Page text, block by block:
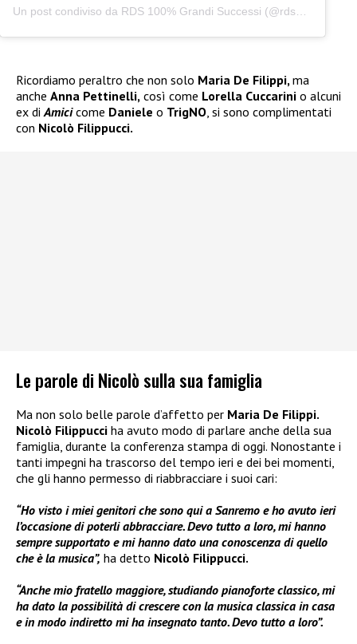
Un post condiviso da RDS 100% Grandi Successi (@rds_official)
Ricordiamo peraltro che non solo Maria De Filippi,ma
anche Anna Pettinelli, così come Lorella Cuccarini o alcuni
ex diAmicicome Daniele o TrigNO, si sono complimentati
con Nicolò Filippucci.
Le parole di Nicolò sulla sua famiglia
Ma non solo belle parole d’affetto per Maria De Filippi.
Nicolò Filippucci ha avuto modo di parlare anche della sua
famiglia, durante la conferenza stampa di oggi. Nonostante i
tanti impegni ha trascorso del tempo ieri e dei bei momenti,
che gli hanno permesso di riabbracciare i suoi cari:
“Ho visto i miei genitori che sono qui a Sanremo e ho avuto ieri
l’occasione di poterli abbracciare. Devo tutto a loro, mi hanno
sempre supportato e mi hanno dato una conoscenza di quello
che è la musica”, ha detto Nicolò Filippucci.
“Anche mio fratello maggiore, studiando pianoforte classico, mi
ha dato la possibilità di crescere con la musica classica in casa
e in modo indiretto mi ha insegnato tanto. Devo tutto a loro”.